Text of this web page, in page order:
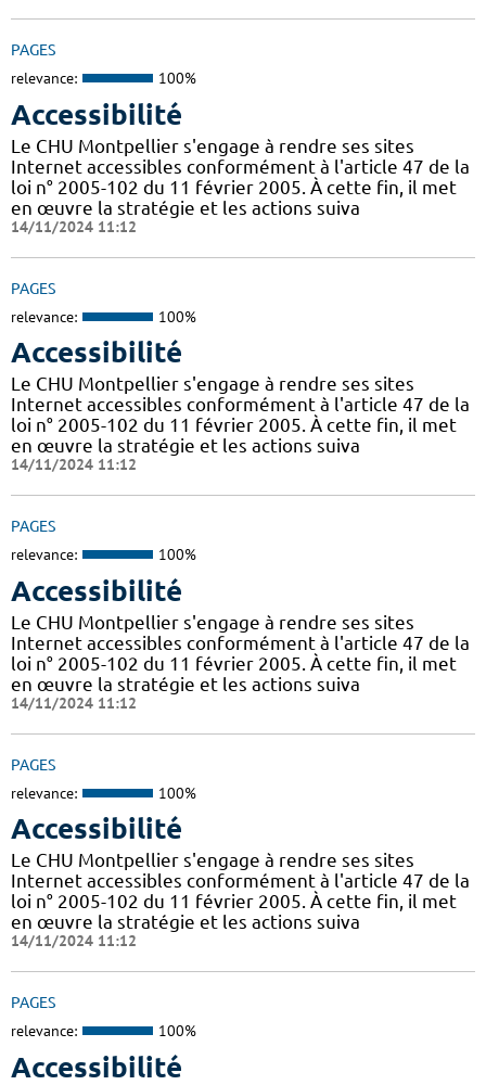
PAGES
relevance: 100%
Accessibilité
Le CHU Montpellier s'engage à rendre ses sites
Internet accessibles conformément à l'article 47 de la
loi n° 2005-102 du 11 février 2005. À cette fin, il met
en œuvre la stratégie et les actions suiva
14/11/2024 11:12
PAGES
relevance: 100%
Accessibilité
Le CHU Montpellier s'engage à rendre ses sites
Internet accessibles conformément à l'article 47 de la
loi n° 2005-102 du 11 février 2005. À cette fin, il met
en œuvre la stratégie et les actions suiva
14/11/2024 11:12
PAGES
relevance: 100%
Accessibilité
Le CHU Montpellier s'engage à rendre ses sites
Internet accessibles conformément à l'article 47 de la
loi n° 2005-102 du 11 février 2005. À cette fin, il met
en œuvre la stratégie et les actions suiva
14/11/2024 11:12
PAGES
relevance: 100%
Accessibilité
Le CHU Montpellier s'engage à rendre ses sites
Internet accessibles conformément à l'article 47 de la
loi n° 2005-102 du 11 février 2005. À cette fin, il met
en œuvre la stratégie et les actions suiva
14/11/2024 11:12
PAGES
relevance: 100%
Accessibilité